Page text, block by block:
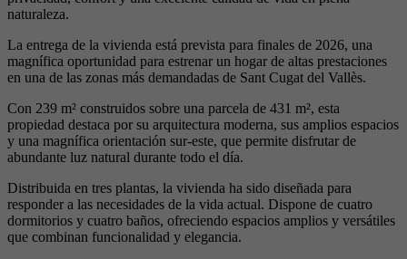
naturaleza.
La entrega de la vivienda está prevista para finales de 2026, una
magnífica oportunidad para estrenar un hogar de altas prestaciones
en una de las zonas más demandadas de Sant Cugat del Vallès.
Con 239 m² construidos sobre una parcela de 431 m², esta
propiedad destaca por su arquitectura moderna, sus amplios espacios
y una magnífica orientación sur-este, que permite disfrutar de
abundante luz natural durante todo el día.
Distribuida en tres plantas, la vivienda ha sido diseñada para
responder a las necesidades de la vida actual. Dispone de cuatro
dormitorios y cuatro baños, ofreciendo espacios amplios y versátiles
que combinan funcionalidad y elegancia.